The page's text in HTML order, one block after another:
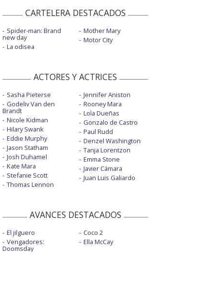
CARTELERA DESTACADOS
Spider-man: Brand
new day
La odisea
Mother Mary
Motor City
ACTORES Y ACTRICES
Sasha Pieterse
Godeliv Van den
Brandt
Nicole Kidman
Hilary Swank
Eddie Murphy
Jason Statham
Josh Duhamel
Kate Mara
Stefanie Scott
Thomas Lennon
Jennifer Aniston
Rooney Mara
Lola Dueñas
Gonzalo de Castro
Paul Rudd
Denzel Washington
Tanja Lorentzon
Emma Stone
Javier Cámara
Juan Luis Galiardo
AVANCES DESTACADOS
El jilguero
Vengadores:
Doomsday
Coco 2
Ella McCay